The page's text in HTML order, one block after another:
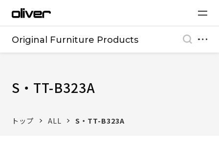
Original Furniture Products
S・TT-B323A
トップ ALL S・TT-B323A